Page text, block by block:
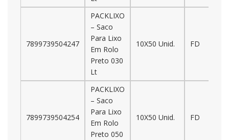
7899739504247
PACKLIXO
– Saco
Para Lixo
Em Rolo
Preto 030
Lt
10X50 Unid. FD
7899739504254
PACKLIXO
– Saco
Para Lixo
Em Rolo
Preto 050
10X50 Unid. FD